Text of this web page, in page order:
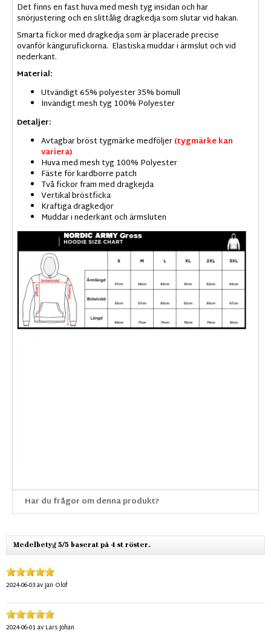
Det finns en fast huva med mesh tyg insidan och har
snörjustering och en slittålig dragkedja som slutar vid hakan.
Smarta fickor med dragkedja som är placerade precise
ovanför kängurufickorna. Elastiska muddar i ärmslut och vid
nederkant.
Material:
Utvändigt 65% polyester 35% bomull
Invändigt mesh tyg 100% Polyester
Detaljer:
Avtagbar bröst tygmärke medföljer(tygmärke kan
variera)
Huva med mesh tyg 100% Polyester
Fäste för kardborre patch
Två fickor fram med dragkejda
Vertikal bröstficka
Kraftiga dragkedjor
Muddar i nederkant och ärmsluten
Har du frågor om denna produkt?
Medelbetyg 5/5 baserat på 4 st röster.
2024-06-03avJan Olof
2024-06-01av Lars Johan